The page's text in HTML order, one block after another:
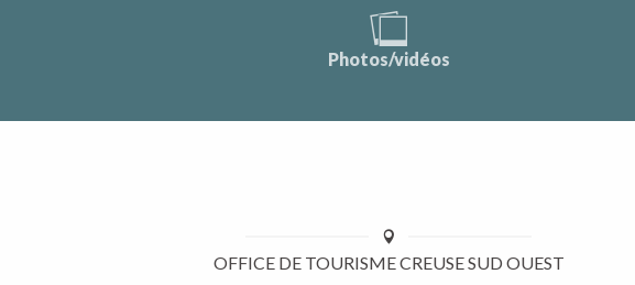
Photos/vidéos
OFFICE DE TOURISME CREUSE SUD OUEST